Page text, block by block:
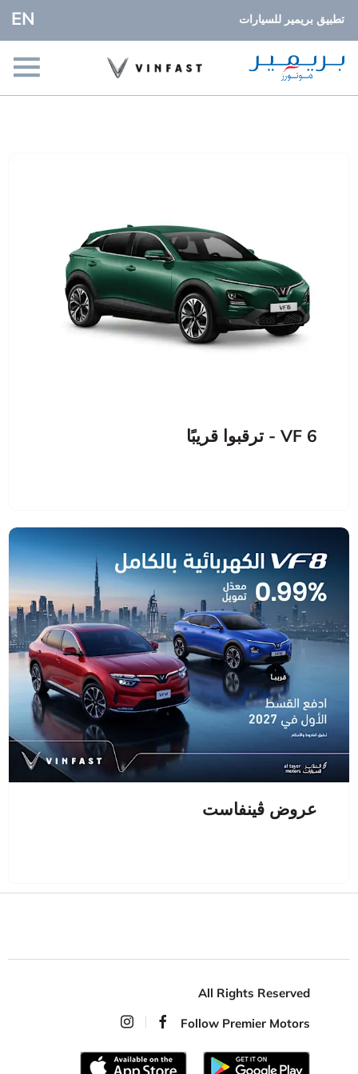
EN تطبيق بريمير للسيارات
VF 6 - ترقبوا قريبًا
عروض ڤينفاست
All Rights Reserved
Follow Premier Motors